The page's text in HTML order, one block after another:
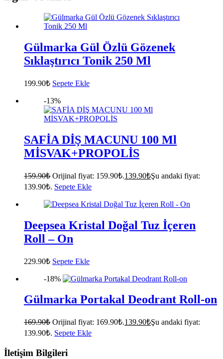
Gülmarka Gül Özlü Gözenek
Sıklaştırıcı Tonik 250 Ml
199.90₺ Sepete Ekle
-13%
SAFİA DİŞ MACUNU 100 Ml
MİSVAK+PROPOLİS
159.90₺ Orijinal fiyat: 159.90₺.139.90₺Şu andaki fiyat:
139.90₺. Sepete Ekle
Deepsea Kristal Doğal Tuz İçeren
Roll – On
229.90₺ Sepete Ekle
-18%
Gülmarka Portakal Deodrant Roll-on
169.90₺ Orijinal fiyat: 169.90₺.139.90₺Şu andaki fiyat:
139.90₺. Sepete Ekle
İletişim Bilgileri